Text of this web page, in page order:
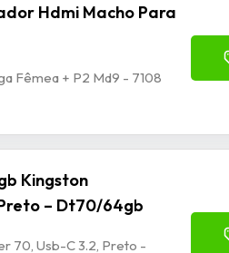
Hdmi Macho Para
Fêmea + P2 Md9 - 7108
Kingston
– Dt70/64gb
70, Usb-C 3.2, Preto -